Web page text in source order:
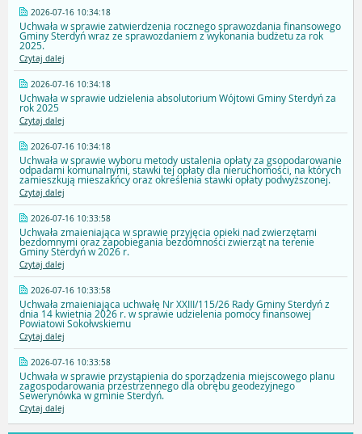
2026-07-16 10:34:18
Uchwała w sprawie zatwierdzenia rocznego sprawozdania finansowego
Gminy Sterdyń wraz ze sprawozdaniem z wykonania budżetu za rok
2025.
Czytaj dalej
2026-07-16 10:34:18
Uchwała w sprawie udzielenia absolutorium Wójtowi Gminy Sterdyń za
rok 2025
Czytaj dalej
2026-07-16 10:34:18
Uchwała w sprawie wyboru metody ustalenia opłaty za gsopodarowanie
odpadami komunalnymi, stawki tej opłaty dla nieruchomości, na których
zamieszkują mieszakńcy oraz określenia stawki opłaty podwyższonej.
Czytaj dalej
2026-07-16 10:33:58
Uchwała zmaieniająca w sprawie przyjęcia opieki nad zwierzętami
bezdomnymi oraz zapobiegania bezdomności zwierząt na terenie
Gminy Sterdyń w 2026 r.
Czytaj dalej
2026-07-16 10:33:58
Uchwała zmaieniająca uchwałę Nr XXIII/115/26 Rady Gminy Sterdyń z
dnia 14 kwietnia 2026 r. w sprawie udzielenia pomocy finansowej
Powiatowi Sokołwskiemu
Czytaj dalej
2026-07-16 10:33:58
Uchwała w sprawie przystąpienia do sporządzenia miejscowego planu
zagospodarowania przestrzennego dla obrębu geodezyjnego
Sewerynówka w gminie Sterdyń.
Czytaj dalej